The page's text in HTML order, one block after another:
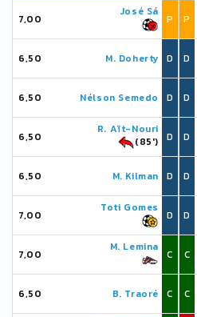
7,00
José Sá
P
6,50 M. Doherty D
6,50 Nélson Semedo D
6,50
R. Aït-Nouri
(85')
D
6,50 M. Kilman D
7,00
Toti Gomes
D
7,00
M. Lemina
C
6,50 B. Traoré C
P
D
D
D
D
D
C
C